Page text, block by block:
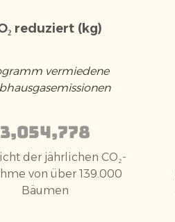
reduziert (kg)
vermiedene
3,054,778
der jährlichen CO₂-
von über 139.000
Bäumen